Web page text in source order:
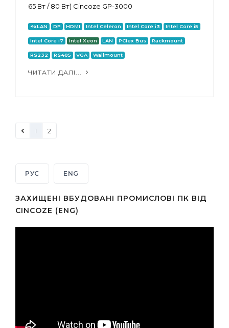
65 Вт / 80 Вт) Cincoze GP-3000
4xLAN DP HDMI Intel Celeron Intel Core i3 Intel Core i5
Intel Core i7 Intel Xeon LAN PCIex Bus Rackmount
RS232 RS485 VGA Wallmount
ЧИТАТИ ДАЛІ...
1 2
РУС ENG
ЗАХИЩЕНІ ВБУДОВАНІ ПРОМИСЛОВІ ПК ВІД
CINCOZE (ENG)